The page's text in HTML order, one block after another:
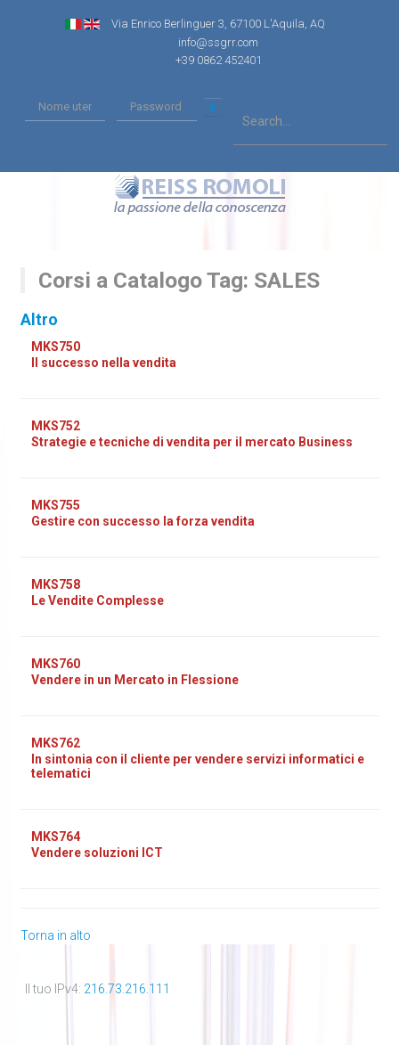
Via Enrico Berlinguer 3, 67100 L'Aquila, AQ
info@ssgrr.com
+39 0862 452401
Corsi a Catalogo Tag: SALES
Altro
MKS750
Il successo nella vendita
MKS752
Strategie e tecniche di vendita per il mercato Business
MKS755
Gestire con successo la forza vendita
MKS758
Le Vendite Complesse
MKS760
Vendere in un Mercato in Flessione
MKS762
In sintonia con il cliente per vendere servizi informatici e
telematici
MKS764
Vendere soluzioni ICT
Torna in alto
Il tuo IPv4: 216.73.216.111